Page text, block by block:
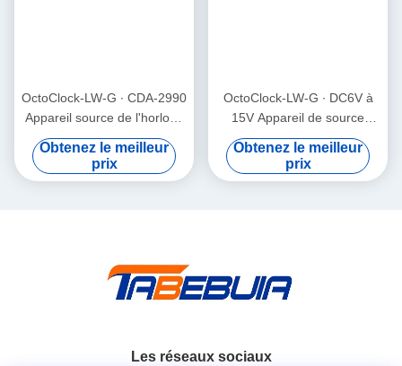
OctoClock-LW-G ∙ CDA-2990
Appareil source de l'horloge
50 Ohm Appareil de
distribution de haute
précision
Obtenez le meilleur
prix
OctoClock-LW-G ∙ DC6V à
15V Appareil de source
d'horloge ETTUS OctoClock
G LUOWAVE
Obtenez le meilleur
prix
Les réseaux sociaux